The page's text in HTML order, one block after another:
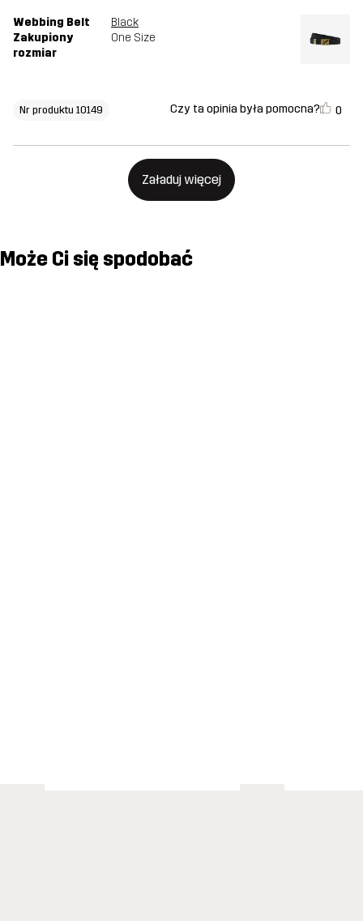
Webbing Belt
Black
Zakupiony
rozmiar
One Size
Nr produktu 10149 Czy ta opinia była pomocna? 0
Załaduj więcej
Może Ci się spodobać